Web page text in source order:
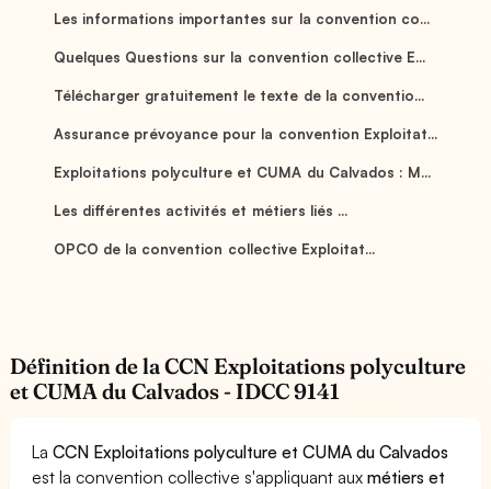
Les informations importantes sur la convention co...
Quelques Questions sur la convention collective E...
Télécharger gratuitement le texte de la conventio...
Assurance prévoyance pour la convention Exploitat...
Exploitations polyculture et CUMA du Calvados : M...
Les différentes activités et métiers liés ...
OPCO de la convention collective Exploitat...
Définition de la CCN Exploitations polyculture
et CUMA du Calvados - IDCC 9141
LaCCN Exploitations polyculture et CUMA du Calvados
est la convention collective s'appliquant auxmétiers et